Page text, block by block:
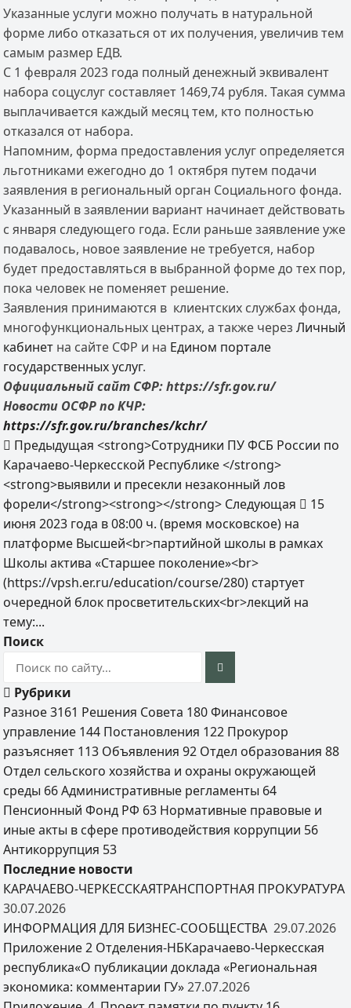
Указанные услуги можно получать в натуральной
форме либо отказаться от их получения, увеличив тем
самым размер ЕДВ.
С 1 февраля 2023 года полный денежный эквивалент
набора соцуслуг составляет 1469,74 рубля. Такая сумма
выплачивается каждый месяц тем, кто полностью
отказался от набора.
Напомним, форма предоставления услуг определяется
льготниками ежегодно до 1 октября путем подачи
заявления в региональный орган Социального фонда.
Указанный в заявлении вариант начинает действовать
с января следующего года. Если раньше заявление уже
подавалось, новое заявление не требуется, набор
будет предоставляться в выбранной форме до тех пор,
пока человек не поменяет решение.
Заявления принимаются в клиентских службах фонда,
многофункциональных центрах, а также черезЛичный
кабинет на сайте СФР и на Едином портале
государственных услуг.
Официальный сайт СФР: https://sfr.gov.ru/
Новости ОСФР по КЧР:
https://sfr.gov.ru/branches/kchr/
Предыдущая <strong>Сотрудники ПУ ФСБ России по
Карачаево-Черкесской Республике </strong>
<strong>выявили и пресекли незаконный лов
форели</strong><strong></strong> Следующая
15
июня 2023 года в 08:00 ч. (время московское) на
платформе Высшей<br>партийной школы в рамках
Школы актива «Старшее поколение»<br>
(https://vpsh.er.ru/education/course/280) стартует
очередной блок просветительских<br>лекций на
тему:...
Поиск
Рубрики
Разное3161 Решения Совета 180 Финансовое
управление 144 Постановления 122 Прокурор
разъясняет 113 Объявления92 Отдел образования88
Отдел сельского хозяйства и охраны окружающей
среды 66 Административные регламенты 64
Пенсионный Фонд РФ 63 Нормативные правовые и
иные акты в сфере противодействия коррупции 56
Антикоррупция 53
Последние новости
КАРАЧАЕВО-ЧЕРКЕССКАЯТРАНСПОРТНАЯ ПРОКУРАТУРА
30.07.2026
ИНФОРМАЦИЯ ДЛЯ БИЗНЕС-СООБЩЕСТВА 29.07.2026
Приложение 2 Отделения-НБКарачаево-Черкесская
республика«О публикации доклада «Региональная
экономика: комментарии ГУ» 27.07.2026